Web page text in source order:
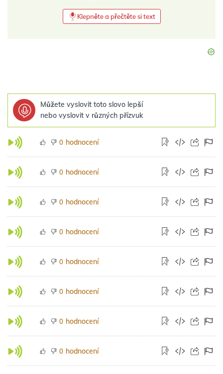
Klepněte a přečtěte si text
Můžete vyslovit toto slovo lepší
nebo vyslovit v různých přízvuk
0 hodnocení
0 hodnocení
0 hodnocení
0 hodnocení
0 hodnocení
0 hodnocení
0 hodnocení
0 hodnocení